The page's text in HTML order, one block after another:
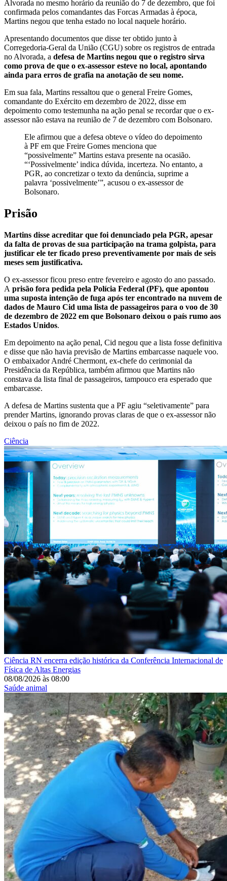
Alvorada no mesmo horário da reunião do 7 de dezembro, que foi
confirmada pelos comandantes das Forcas Armadas à época,
Martins negou que tenha estado no local naquele horário.
Apresentando documentos que disse ter obtido junto à
Corregedoria-Geral da União (CGU) sobre os registros de entrada
no Alvorada, a defesa de Martins negou que o registro sirva
como prova de que o ex-assessor esteve no local, apontando
ainda para erros de grafia na anotação de seu nome.
Em sua fala, Martins ressaltou que o general Freire Gomes,
comandante do Exército em dezembro de 2022, disse em
depoimento como testemunha na ação penal se recordar que o ex-
assessor não estava na reunião de 7 de dezembro com Bolsonaro.
Ele afirmou que a defesa obteve o vídeo do depoimento
à PF em que Freire Gomes menciona que
“possivelmente” Martins estava presente na ocasião.
“‘Possivelmente’ indica dúvida, incerteza. No entanto, a
PGR, ao concretizar o texto da denúncia, suprime a
palavra ‘possivelmente’”, acusou o ex-assessor de
Bolsonaro.
Prisão
Martins disse acreditar que foi denunciado pela PGR, apesar
da falta de provas de sua participação na trama golpista, para
justificar ele ter ficado preso preventivamente por mais de seis
meses sem justificativa.
O ex-assessor ficou preso entre fevereiro e agosto do ano passado.
A prisão fora pedida pela Polícia Federal (PF), que apontou
uma suposta intenção de fuga após ter encontrado na nuvem de
dados de Mauro Cid uma lista de passageiros para o voo de 30
de dezembro de 2022 em que Bolsonaro deixou o país rumo aos
Estados Unidos.
Em depoimento na ação penal, Cid negou que a lista fosse definitiva
e disse que não havia previsão de Martins embarcasse naquele voo.
O embaixador André Chermont, ex-chefe do cerimonial da
Presidência da República, também afirmou que Martins não
constava da lista final de passageiros, tampouco era esperado que
embarcasse.
A defesa de Martins sustenta que a PF agiu “seletivamente” para
prender Martins, ignorando provas claras de que o ex-assessor não
deixou o país no fim de 2022.
Ciência
Ciência RN encerra edição histórica da Conferência Internacional de
Física de Altas Energias
08/08/2026 às 08:00
Saúde animal